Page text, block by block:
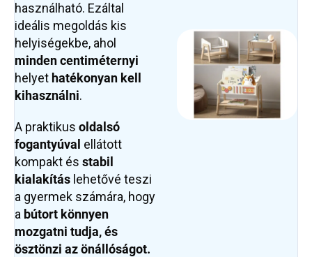
használható. Ezáltal
ideális megoldás kis
helyiségekbe, ahol
minden centiméternyi
helyet hatékonyan kell
kihasználni.
A praktikus oldalsó
fogantyúval ellátott
kompakt és stabil
kialakítás lehetővé teszi
a gyermek számára, hogy
a bútort könnyen
mozgatni tudja, és
ösztönzi az önállóságot.